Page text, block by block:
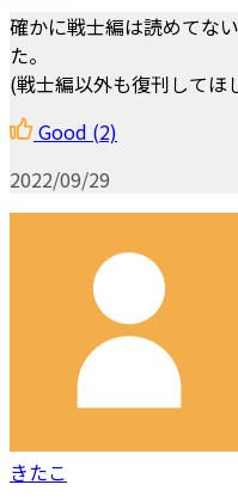
確かに戦士編は読めてな
た。
(戦士編以外も復刊してほ
Good (2)
2022/09/29
きたこ